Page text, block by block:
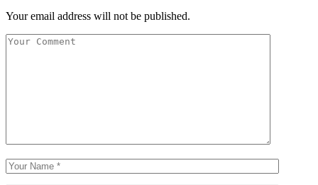
Your email address will not be published.